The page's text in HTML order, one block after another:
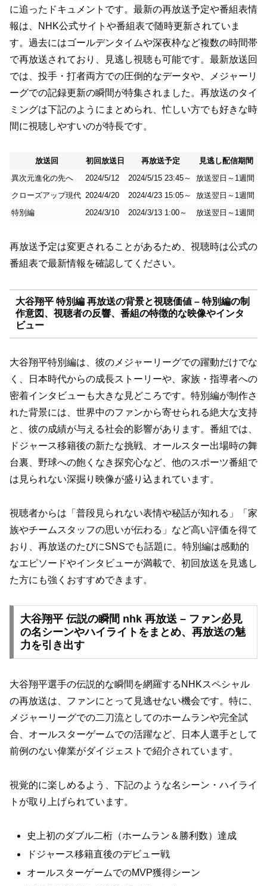
に追ったドキュメントです。最新の再放送予定や番組表情
報は、NHK公式サイトや番組表で随時更新されていま
す。過去にはゴールデンタイムや深夜枠など複数の時間帯
で再放送されており、見逃し視聴も可能です。最新放送回
では、投手・打者両方での圧倒的なデータや、メジャーリ
ーグでの記録更新の瞬間が特集されました。再放送のタイ
ミングは下記のようにまとめられ、忙しい方でも好きな時
間に視聴しやすいのが特長です。
放送回 初回放送日 再放送予定
見逃し配信期間
異次元進化の先へ
2024/5/12 2024/5/15 23:45～
放送翌日～1週間
クローズアップ現代 2024/4/20 2024/4/23 15:05～
放送翌日～1週間
特別編
2024/3/10 2024/3/13 1:00～ 放送翌日～1週間
再放送予定は変更されることがあるため、視聴時は公式の
番組表で最新情報を確認してください。
大谷翔平 特別編 再放送の背景と視聴価値 – 特別編の制
作意図、視聴者の反響、番組の特徴的な映像やインタ
ビュー
大谷翔平特別編は、彼のメジャーリーグでの躍動だけでな
く、日本時代からの成長ストーリーや、家族・指導者への
密着インタビューも大きな見どころです。特別編が制作さ
れた背景には、世界中のファンから寄せられる絶大な支持
と、彼の成績が与える社会的影響があります。番組では、
ドジャース移籍後の新たな挑戦、オールスター出場時の舞
台裏、野球への飽くなき探究心など、他のスポーツ番組で
は見られない深掘り映像が盛り込まれています。
視聴者からは「普段見られない表情や秘話が知れる」「家
族やチームスタッフの思いが伝わる」など高い評価を得て
おり、再放送のたびにSNSでも話題に。特別編は感動的
なエピソードやインタビューが満載で、初回放送を見逃し
た方にも強くおすすめできます。
大谷翔平 伝説の瞬間 nhk 再放送 – ファン必見
の名シーンやハイライトをまとめ、再放送の魅
力を引き出す
大谷翔平選手の伝説的な瞬間を網羅するNHKスペシャル
の再放送は、ファンにとって見逃せない機会です。特に、
メジャーリーグでの二刀流としてのホームランや完全試
合、オールスターゲームでの活躍など、日本人選手として
前例のない偉業がダイジェストで紹介されています。
視覚的に楽しめるよう、下記のような名シーン・ハイライ
トが取り上げられています。
史上初のダブル二桁（ホームラン＆勝利数）達成
ドジャース移籍直後のデビュー戦
オールスターゲームでのMVP獲得シーン